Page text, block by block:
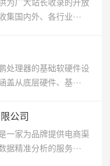
为广大站长收录的开放
集国内外、各行业···
处理器的基础软硬件设
盖从底层硬件、基···
公司
一家为品牌提供电商渠
据精准分析的服务···